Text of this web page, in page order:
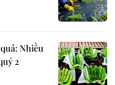
Nhiều
2